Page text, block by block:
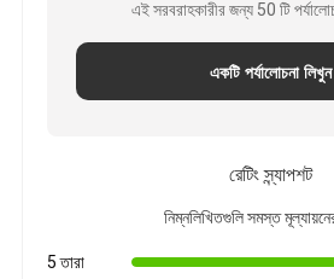
এই সরবরাহকারীর জন্য 50 টি
একটি পর্যালোচনা লিখুন
রেটিং স্ন্যাপশট
নিম্নলিখিতগুলি সমস্ত
5 তারা